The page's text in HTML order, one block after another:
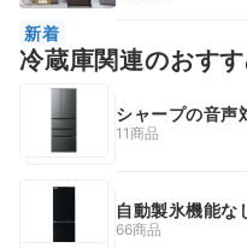
新着
冷蔵庫関連のおす
シャープの音声
11商品
自動製氷機能な
66商品